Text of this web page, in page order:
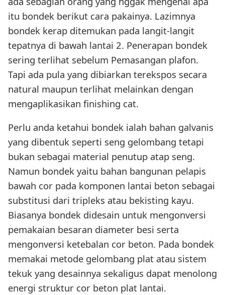
itu bondek berikut cara pakainya. Lazimnya
bondek kerap ditemukan pada langit-langit
tepatnya di bawah lantai 2. Penerapan bondek
sering terlihat sebelum Pemasangan plafon.
Tapi ada pula yang dibiarkan terekspos secara
natural maupun terlihat melainkan dengan
mengaplikasikan finishing cat.
Perlu anda ketahui bondek ialah bahan galvanis
yang dibentuk seperti seng gelombang tetapi
bukan sebagai material penutup atap seng.
Namun bondek yaitu bahan bangunan pelapis
bawah cor pada komponen lantai beton sebagai
substitusi dari tripleks atau bekisting kayu.
Biasanya bondek didesain untuk mengonversi
pemakaian besaran diameter besi serta
mengonversi ketebalan cor beton. Pada bondek
memakai metode gelombang plat atau sistem
tekuk yang desainnya sekaligus dapat menolong
energi struktur cor beton plat lantai.